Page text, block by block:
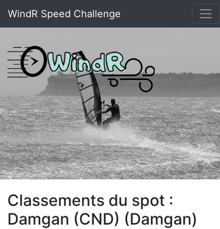
WindR Speed Challenge
Classements du spot :
Damgan (CND) (Damgan)